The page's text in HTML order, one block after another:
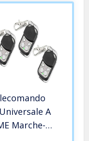
A
Marche-